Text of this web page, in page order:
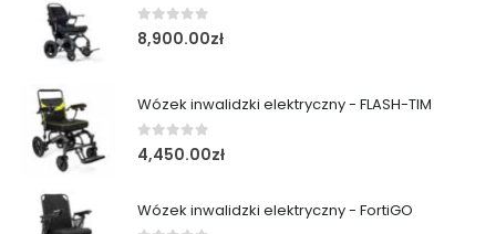
0out of 5
8,900.00zł
Wózek inwalidzki elektryczny - FLASH-TIM
0out of 5
4,450.00zł
Wózek inwalidzki elektryczny - FortiGO